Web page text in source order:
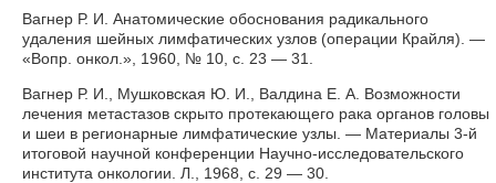
Вагнер Р. И. Анатомические обоснования радикального
удаления шейных лимфатических узлов (операции Крайля). —
«Вопр. онкол.», 1960, № 10, с. 23 — 31.
Вагнер Р. И., Мушковская Ю. И., Валдина Е. А. Возможности
лечения метастазов скрыто протекающего рака органов головы
и шеи в регионарные лимфатические узлы. — Материалы 3-й
итоговой научной конференции Научно-исследовательского
института онкологии. Л., 1968, с. 29 — 30.